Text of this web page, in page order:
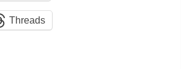
Threads